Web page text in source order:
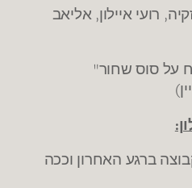
רועי איילון, אליאב
על סוס שחור"
ברגע האחרון וככה